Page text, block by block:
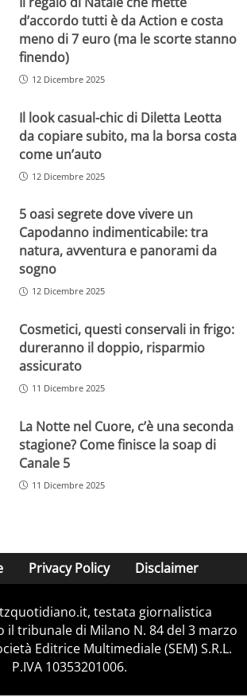
d’accordo tutti è da Action e costa
meno di 7 euro (ma le scorte stanno
finendo)
12 Dicembre 2025
Il look casual-chic di Diletta Leotta
da copiare subito, ma la borsa costa
come un’auto
12 Dicembre 2025
5 oasi segrete dove vivere un
Capodanno indimenticabile: tra
natura, avventura e panorami da
sogno
12 Dicembre 2025
Cosmetici, questi conservali in frigo:
dureranno il doppio, risparmio
assicurato
11 Dicembre 2025
La Notte nel Cuore, c’è una seconda
stagione? Come finisce la soap di
Canale 5
11 Dicembre 2025
Privacy Policy Disclaimer
testata giornalistica
il tribunale di Milano N. 84 del 3 marzo
Editrice Multimediale (SEM) S.R.L.
P.IVA 10353201006.